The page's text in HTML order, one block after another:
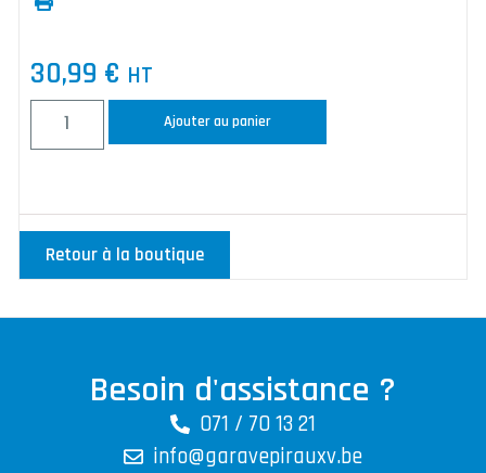
30,99 € HT
Ajouter au panier
Retour à la boutique
Besoin d'assistance ?
071 / 70 13 21
info@garavepirauxv.be